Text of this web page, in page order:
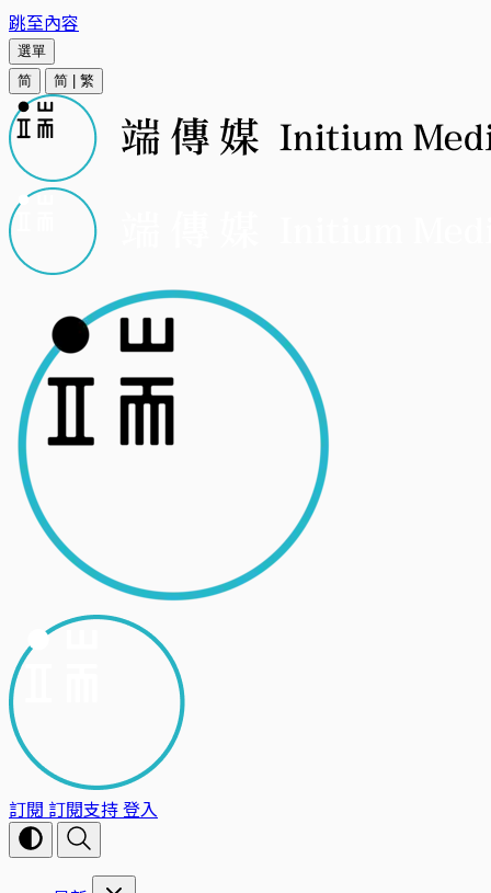
跳至內容
選單
简
简 繁
訂閱 訂閱支持登入